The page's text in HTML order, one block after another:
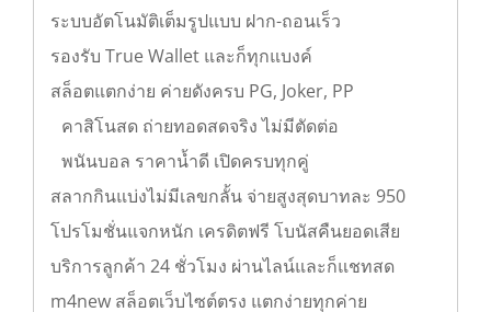
ระบบอัตโนมัติเต็มรูปแบบ ฝาก-ถอนเร็ว
รองรับ True Wallet และก็ทุกแบงค์
สล็อตแตกง่าย ค่ายดังครบ PG, Joker, PP
คาสิโนสด ถ่ายทอดสดจริง ไม่มีตัดต่อ
พนันบอล ราคาน้ำดี เปิดครบทุกคู่
สลากกินแบ่งไม่มีเลขกลั้น จ่ายสูงสุดบาทละ
950
โปรโมชั่นแจกหนัก เครดิตฟรี โบนัสคืนยอดเสีย
บริการลูกค้า 24 ชั่วโมง ผ่านไลน์และก็แชทสด